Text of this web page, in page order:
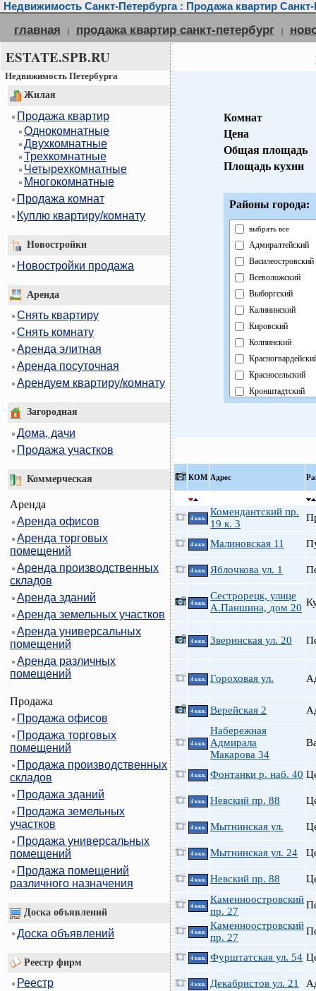
Недвижимость Санкт-Петербурга : Продажа квартир Санкт-
главная | продажа квартир санкт-петербург |
ESTATE.SPB.RU
Недвижимость Петербурга
Жилая
Продажа квартир
Однокомнатные
Двухкомнатные
Трехкомнатные
Четырехкомнатные
Многокомнатные
Продажа комнат
Куплю квартиру/комнату
Новостройки
Новостройки продажа
Аренда
Снять квартиру
Снять комнату
Аренда элитная
Аренда посуточная
Арендуем квартиру/комнату
Загородная
Дома, дачи
Продажа участков
Коммерческая
Аренда
Аренда офисов
Аренда торговых
помещений
Аренда производственных
складов
Аренда зданий
Аренда земельных участков
Аренда универсальных
помещений
Аренда различных
помещений
Продажа
Продажа офисов
Продажа торговых
помещений
Продажа производственных
складов
Продажа зданий
Продажа земельных
участков
Продажа универсальных
помещений
Продажа помещений
различного назначения
Доска объявлений
Доска объявлений
Реестр фирм
Реестр
Комнат
Цена
Общая площадь
Площадь кухни
Районы города:
выбрать все
Адмиралтейский
Василеостровский
Всеволожский
Выборгский
Калининский
Кировский
Колпинский
Красносельский
Кронштадтский
Петроградский
Центральный
КOМ Адрес
4 ккв.
Комендантский пр.
19 к. 3
4 ккв. Малиновская 11
4 ккв. Яблочкова ул. 1
4 ккв.
Сестрорецк, улице
А.Паншина, дом 20
4 ккв. Зверинская ул. 20
4 ккв. Гороховая ул.
4 ккв. Верейская 2
4 ккв.
Набережная
Адмирала
Макарова 34
4 ккв. Фонтанки р. наб. 40
4 ккв. Невский пр. 88
4 ккв. Мытнинская ул.
4 ккв. Мытнинская ул. 24
4 ккв. Невский пр. 88
4 ккв.
Каменноостровский
пр. 27
4 ккв.
Каменноостровский
пр. 27
4 ккв. Фурштатская ул. 54
4 ккв. Декабристов ул. 21